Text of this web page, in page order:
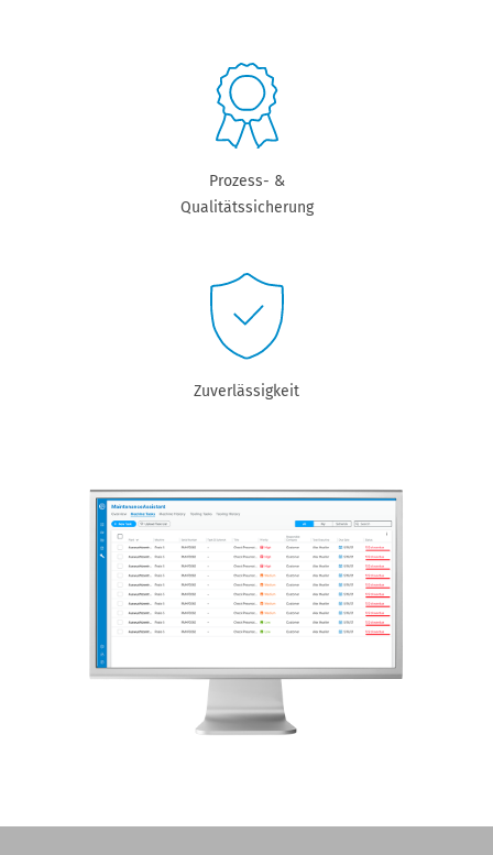
Prozess- &
Qualitätssicherung
Zuverlässigkeit